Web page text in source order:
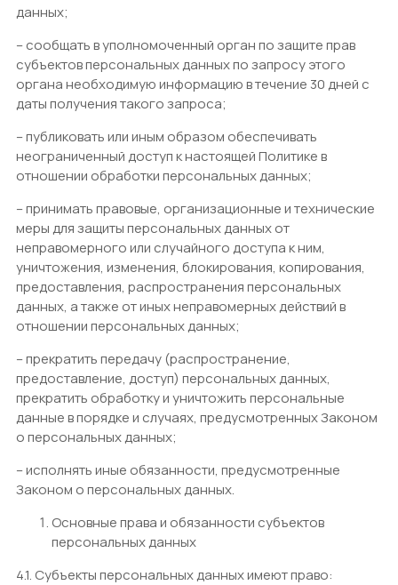
данных;
– сообщать в уполномоченный орган по защите прав
субъектов персональных данных по запросу этого
органа необходимую информацию в течение 30 дней с
даты получения такого запроса;
– публиковать или иным образом обеспечивать
неограниченный доступ к настоящей Политике в
отношении обработки персональных данных;
– принимать правовые, организационные и технические
меры для защиты персональных данных от
неправомерного или случайного доступа к ним,
уничтожения, изменения, блокирования, копирования,
предоставления, распространения персональных
данных, а также от иных неправомерных действий в
отношении персональных данных;
– прекратить передачу (распространение,
предоставление, доступ) персональных данных,
прекратить обработку и уничтожить персональные
данные в порядке и случаях, предусмотренных Законом
о персональных данных;
– исполнять иные обязанности, предусмотренные
Законом о персональных данных.
Основные права и обязанности субъектов
персональных данных
4.1. Субъекты персональных данных имеют право: